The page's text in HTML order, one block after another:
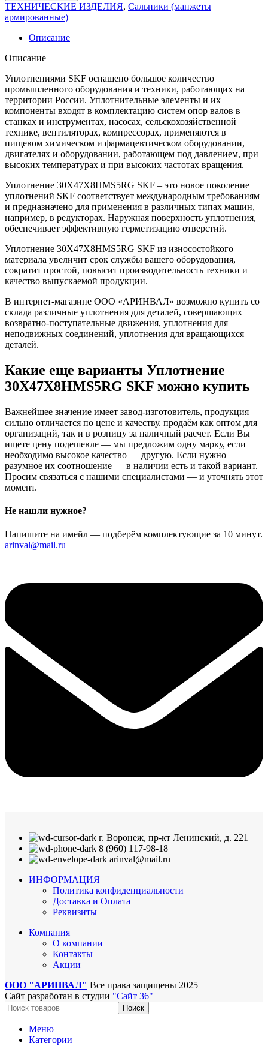
ТЕХНИЧЕСКИЕ ИЗДЕЛИЯ, Сальники (манжеты
армированные)
Описание
Описание
Уплотнениями SKF оснащено большое количество
промышленного оборудования и техники, работающих на
территории России. Уплотнительные элементы и их
компоненты входят в комплектацию систем опор валов в
станках и инструментах, насосах, сельскохозяйственной
технике, вентиляторах, компрессорах, применяются в
пищевом химическом и фармацевтическом оборудовании,
двигателях и оборудовании, работающем под давлением, при
высоких температурах и при высоких частотах вращения.
Уплотнение 30X47X8HMS5RG SKF – это новое поколение
уплотнений SKF соответствует международным требованиям
и предназначено для применения в различных типах машин,
например, в редукторах. Наружная поверхность уплотнения,
обеспечивает эффективную герметизацию отверстий.
Уплотнение 30X47X8HMS5RG SKF из износостойкого
материала увеличит срок службы вашего оборудования,
сократит простой, повысит производительность техники и
качество выпускаемой продукции.
В интернет-магазине ООО «АРИНВАЛ» возможно купить со
склада различные уплотнения для деталей, совершающих
возвратно-поступательные движения, уплотнения для
неподвижных соединений, уплотнения для вращающихся
деталей.
Какие еще варианты Уплотнение
30X47X8HMS5RG SKF можно купить
Важнейшее значение имеет завод-изготовитель, продукция
сильно отличается по цене и качеству. продаём как оптом для
организаций, так и в розницу за наличный расчет. Если Вы
ищете цену подешевле — мы предложим одну марку, если
необходимо высокое качество — другую. Если нужно
разумное их соотношение — в наличии есть и такой вариант.
Просим связаться с нашими специалистами — и уточнять этот
момент.
Не нашли нужное?
Напишите на имейл — подберём комплектующие за 10 минут.
arinval@mail.ru
г. Воронеж, пр-кт Ленинский, д. 221
8 (960) 117-98-18
arinval@mail.ru
ИНФОРМАЦИЯ
Политика конфиденциальности
Доставка и Оплата
Реквизиты
Компания
О компании
Контакты
Акции
ООО "АРИНВАЛ" Все права защищены 2025
Сайт разработан в студии "Сайт 36"
Поиск
Меню
Категории